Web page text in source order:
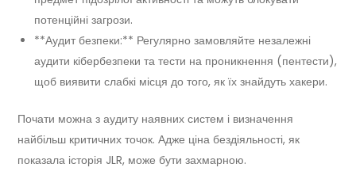
потенційні загрози.
**Аудит безпеки:** Регулярно замовляйте незалежні
аудити кібербезпеки та тести на проникнення (пентести),
щоб виявити слабкі місця до того, як їх знайдуть хакери.
Почати можна з аудиту наявних систем і визначення
найбільш критичних точок. Адже ціна бездіяльності, як
показала історія JLR, може бути захмарною.